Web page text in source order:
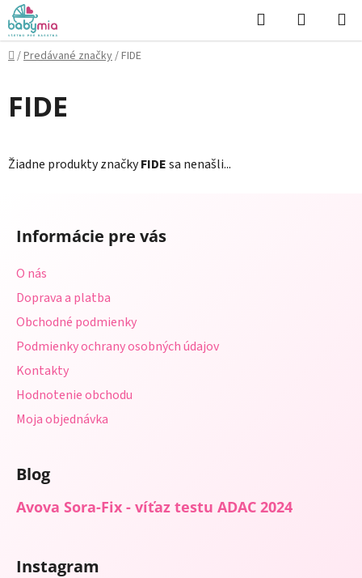
Prejsť
na
obsah
Hľadať
KOŠÍK
Domov
/Predávané značky/FIDE
FIDE
Žiadne produkty značkyFIDEsa nenašli...
Informácie pre vás
O nás
Doprava a platba
Obchodné podmienky
Podmienky ochrany osobných údajov
Kontakty
Hodnotenie obchodu
Moja objednávka
Blog
Avova Sora-Fix - víťaz testu ADAC 2024
Instagram